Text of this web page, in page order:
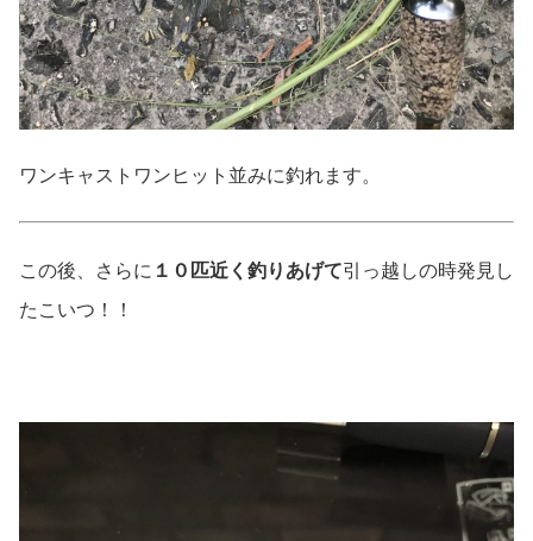
ワンキャストワンヒット並みに釣れます。
この後、さらに １０匹近く釣りあげて引っ越しの時発見し
たこいつ！！